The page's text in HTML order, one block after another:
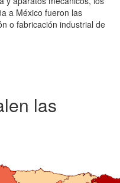
a México fueron las
o fabricación industrial de
las